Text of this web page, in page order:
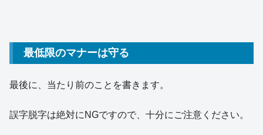
最低限のマナーは守る
最後に、当たり前のことを書きます。
誤字脱字は絶対にNGですので、十分にご注意ください。